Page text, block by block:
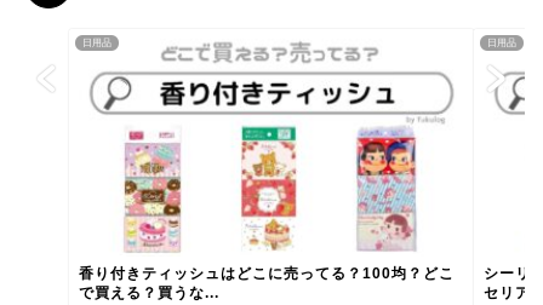
日用品
香り付きティッシュはどこに売ってる？100均？どこ
で買える？買うな...
日用品
シーリ
セリア